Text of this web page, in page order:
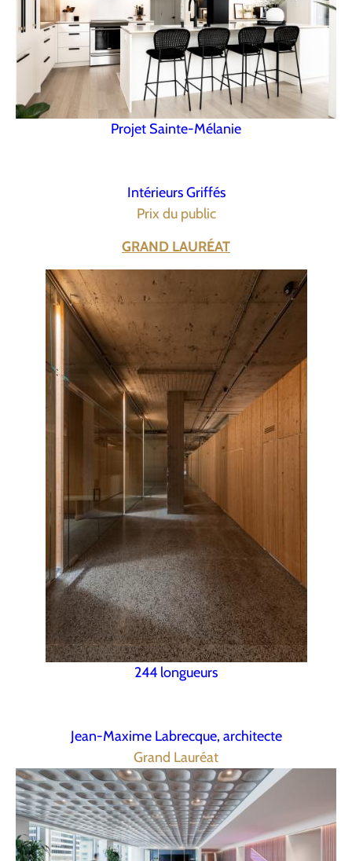
Projet Sainte-Mélanie
Intérieurs Griffés
Prix du public
GRAND LAURÉAT
244 longueurs
Jean-Maxime Labrecque, architecte
Grand Lauréat